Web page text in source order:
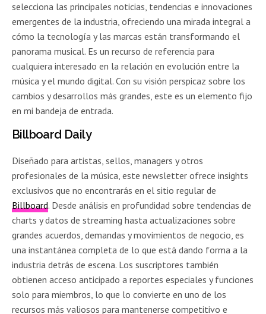
selecciona las principales noticias, tendencias e innovaciones
emergentes de la industria, ofreciendo una mirada integral a
cómo la tecnología y las marcas están transformando el
panorama musical. Es un recurso de referencia para
cualquiera interesado en la relación en evolución entre la
música y el mundo digital. Con su visión perspicaz sobre los
cambios y desarrollos más grandes, este es un elemento fijo
en mi bandeja de entrada.
Billboard Daily
Diseñado para artistas, sellos, managers y otros
profesionales de la música, este newsletter ofrece insights
exclusivos que no encontrarás en el sitio regular de
Billboard. Desde análisis en profundidad sobre tendencias de
charts y datos de streaming hasta actualizaciones sobre
grandes acuerdos, demandas y movimientos de negocio, es
una instantánea completa de lo que está dando forma a la
industria detrás de escena. Los suscriptores también
obtienen acceso anticipado a reportes especiales y funciones
solo para miembros, lo que lo convierte en uno de los
recursos más valiosos para mantenerse competitivo e